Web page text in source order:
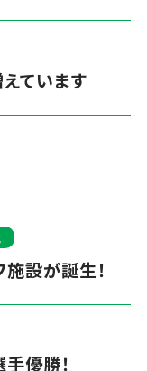
ています
設が誕生！
手優勝！